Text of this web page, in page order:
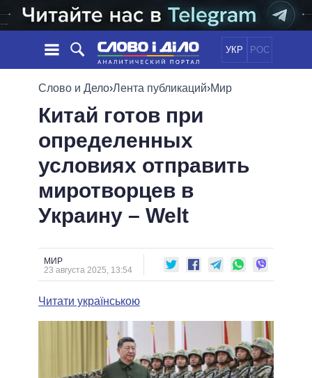
УКР РОС
НОВОСТИ
ЛЕНТА
СОБЫТИЯ
СТАТЬИ
ОБЗОРЫ
ДАЙДЖЕСТЫ
ПОЛИТИКА
ЭКОНОМИКА
ОБЩЕСТВО
МИР
ОБЕЩАНИЯ
ПОЛИТИКИ
ПРЕЗИДЕНТ И ОФИС
ВЕРХОВНАЯ РАДА
ГЛАВЫ ОБЛАДМИНИСТРАЦИЙ
МЭРЫ
ВСЕ ПЕРСОНЫ
ИНФОГРАФИКА
ВИДЕО
СРАВНЕНИЕ ПОЛИТИКОВ
Слово и Дело›Лента публикаций›Мир
Китай готов при
определенных
условиях отправить
миротворцев в
Украину – Welt
МИР
23 августа 2025, 13:54
Читати українською